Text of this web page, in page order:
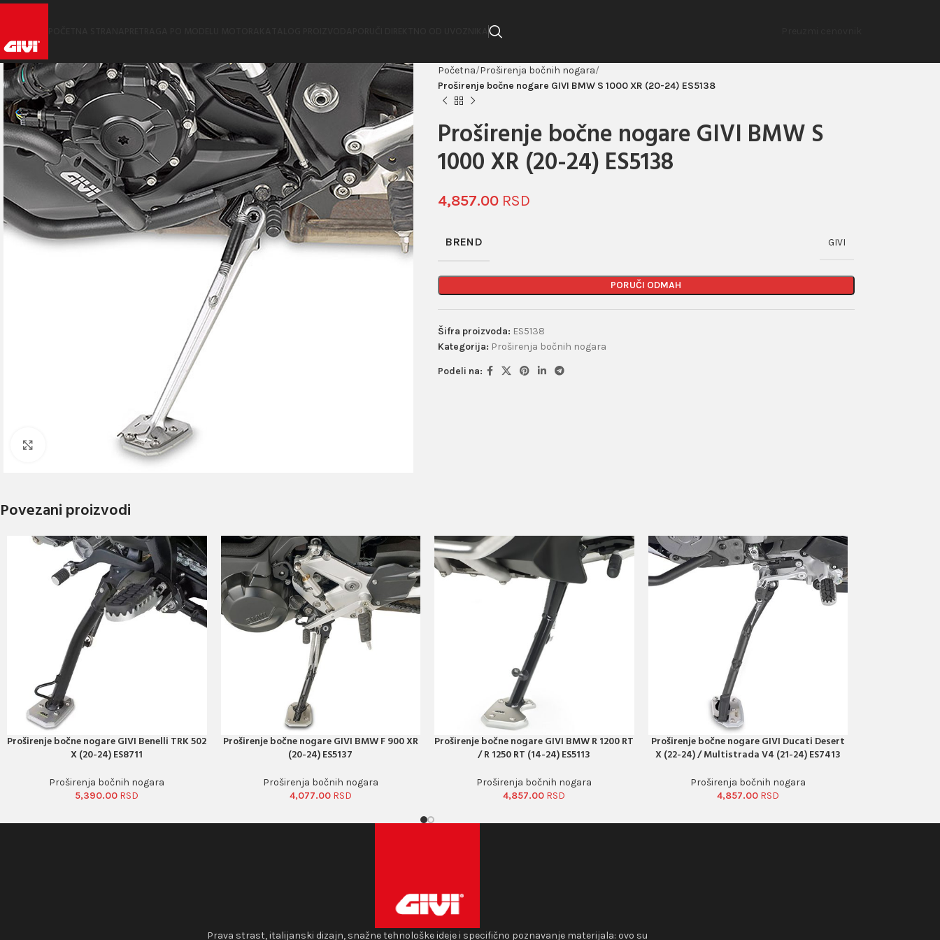
Početna Proširenja bočnih nogara
Proširenje bočne nogare GIVI BMW S 1000 XR (20-24) ES5138
Proširenje bočne nogare GIVI BMW S
1000 XR (20-24) ES5138
4,857.00
BREND GIVI
PORUČI ODMAH
Šifra proizvoda: ES5138
Kategorija: Proširenja bočnih nogara
Podeli na:
Povezani proizvodi
PORUČI ODMAH
Proširenje bočne nogare GIVI Benelli TRK 502
X (20-24) ES8711
Proširenja bočnih nogara
5,390.00
PORUČI ODMAH
Proširenje bočne nogare GIVI BMW F 900 XR
(20-24) ES5137
Proširenja bočnih nogara
4,077.00
PORUČI ODMAH
Proširenje bočne nogare GIVI BMW R 1200 RT
/ R 1250 RT (14-24) ES5113
Proširenja bočnih nogara
4,857.00
PORUČI ODMAH
Proširenje bočne nogare GIVI Ducati Desert
X (22-24) / Multistrada V4 (21-24) ES7413
Proširenja bočnih nogara
4,857.00
Prava strast, italijanski dizajn, snažne tehnološke ideje i specifično poznavanje materijala: ovo su